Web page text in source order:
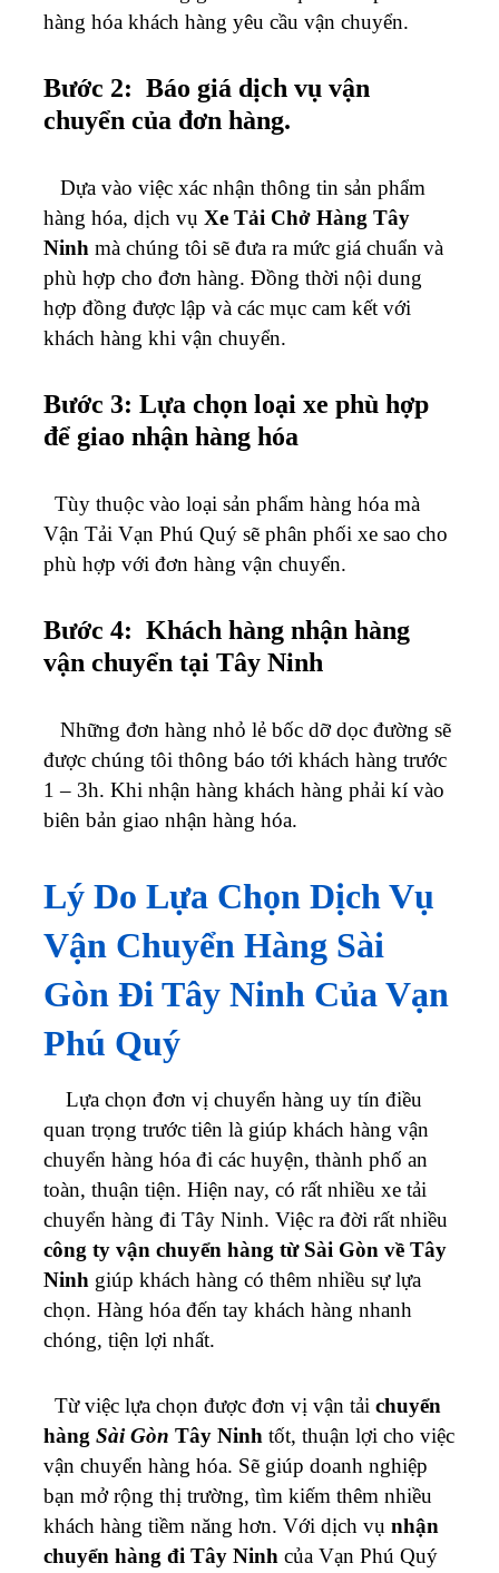
hàng hóa khách hàng yêu cầu vận chuyển.
Bước 2: Báo giá dịch vụ vận
chuyển của đơn hàng.
Dựa vào việc xác nhận thông tin sản phẩm
hàng hóa, dịch vụ Xe Tải Chở Hàng Tây
Ninh mà chúng tôi sẽ đưa ra mức giá chuẩn và
phù hợp cho đơn hàng. Đồng thời nội dung
hợp đồng được lập và các mục cam kết với
khách hàng khi vận chuyển.
Bước 3: Lựa chọn loại xe phù hợp
để giao nhận hàng hóa
Tùy thuộc vào loại sản phẩm hàng hóa mà
Vận Tải Vạn Phú Quý sẽ phân phối xe sao cho
phù hợp với đơn hàng vận chuyển.
Bước 4: Khách hàng nhận hàng
vận chuyển tại Tây Ninh
Những đơn hàng nhỏ lẻ bốc dỡ dọc đường sẽ
được chúng tôi thông báo tới khách hàng trước
1 – 3h. Khi nhận hàng khách hàng phải kí vào
biên bản giao nhận hàng hóa.
Lý Do Lựa Chọn Dịch Vụ
Vận Chuyển Hàng Sài
Gòn Đi Tây Ninh Của Vạn
Phú Quý
Lựa chọn đơn vị chuyển hàng uy tín điều
quan trọng trước tiên là giúp khách hàng vận
chuyển hàng hóa đi các huyện, thành phố an
toàn, thuận tiện. Hiện nay, có rất nhiều xe tải
chuyển hàng đi Tây Ninh. Việc ra đời rất nhiều
công ty vận chuyển hàng từ Sài Gòn về Tây
Ninh giúp khách hàng có thêm nhiều sự lựa
chọn. Hàng hóa đến tay khách hàng nhanh
chóng, tiện lợi nhất.
Từ việc lựa chọn được đơn vị vận tải chuyển
hàng Sài Gòn Tây Ninh tốt, thuận lợi cho việc
vận chuyển hàng hóa. Sẽ giúp doanh nghiệp
bạn mở rộng thị trường, tìm kiếm thêm nhiều
khách hàng tiềm năng hơn. Với dịch vụ nhận
chuyển hàng đi Tây Ninh của Vạn Phú Quý